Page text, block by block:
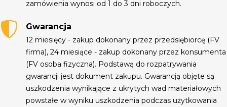
zamówienia wynosi od 1 do 3 dni roboczych.
Gwarancja
12 miesięcy - zakup dokonany przez przedsiębiorcę (FV
firma), 24 miesiące - zakup dokonany przez konsumenta
(FV osoba fizyczna). Podstawą do rozpatrywania
gwarancji jest dokument zakupu. Gwarancją objęte są
uszkodzenia wynikające z ukrytych wad materiałowych
powstałe w wyniku uszkodzenia podczas użytkowania